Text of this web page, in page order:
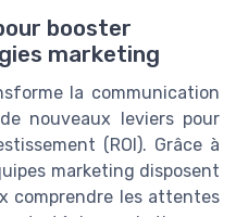
booster
marketing
la communication
nouveaux leviers pour
(ROI). Grâce à
marketing disposent
comprendre les attentes